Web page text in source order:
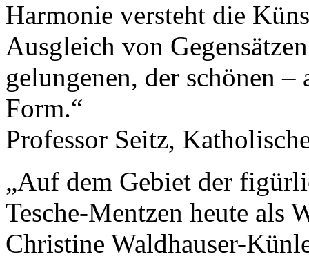
Harmonie versteht die
Ausgleich von
gelungenen, der schönen
Form.“
Professor Seitz,
„Auf dem Gebiet der
Tesche-Mentzen heute als
Christine Waldhauser-